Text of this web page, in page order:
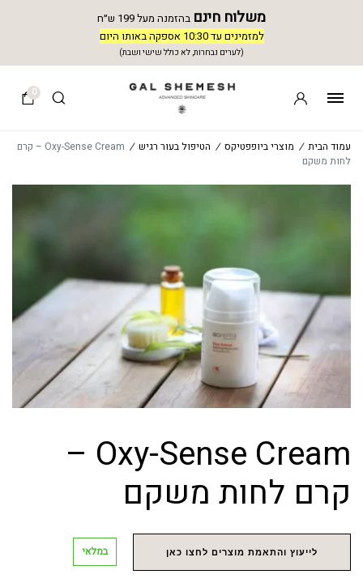
משלוח חינם בהזמנה מעל 199 ש״ח
למזמינים עד 10:30 אספקה באותו היום
(לערים נבחרות, לא כולל שישי ושבת)
0
עמוד הבית / מוצרי ביופפטיקס / הטיפול בעור רגיש /
Oxy-Sense Cream – קרם
לחות משקם
Oxy-Sense Cream –
קרם לחות משקם
לייעוץ והתאמת מוצרים לחצו כאן במלאי